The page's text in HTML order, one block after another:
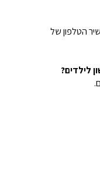
הטלפון של
לילדים?